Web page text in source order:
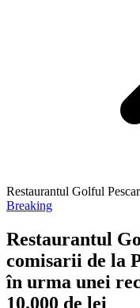
Restaurantul Golful
Breaking
Restaurantul
comisarii de la
în urma unei
10.000 de lei